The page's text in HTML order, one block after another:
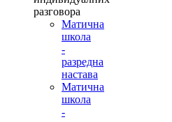
разговора
Матична
школа
-
разредна
настава
Матична
школа
-